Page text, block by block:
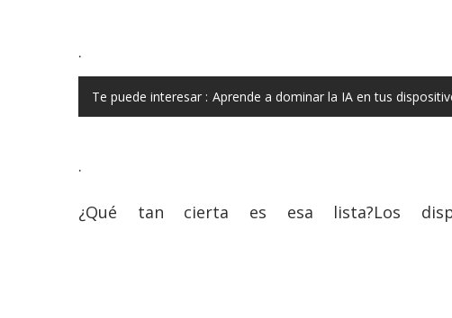
.
Te puede interesar : Aprende a dominar la IA en tus
.
¿Qué tan cierta es esa lista?Los